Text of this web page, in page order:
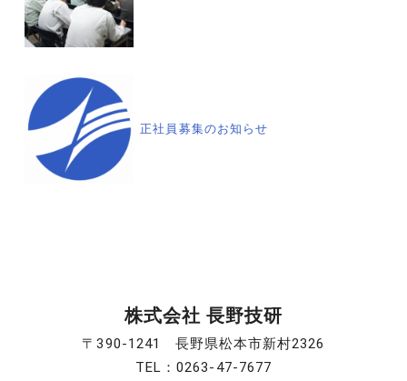
ナ
ゲ
ー
正社員募集のお知らせ
株式会社 長野技研
〒390-1241 長野県松本市新村2326
TEL：0263-47-7677